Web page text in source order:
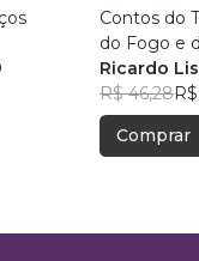
Contos do Tempo e da Terra,
Ricardo
R$ 46,28
Comprar